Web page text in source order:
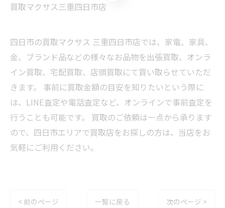
買取マクサス三重四日市店
四日市の買取マクサス 三重四日市店では、家電、家具、
金、ブランド品などの様々なお品物を出張買取、オンラ
イン買取、宅配買取、店頭買取にて買い取らせていただ
きます。 事前に買取金額の目安を知りたいという際に
は、LINE査定や電話査定など、オンラインで事前査定を
行うことも可能です。 買取のご依頼は一点から承ります
ので、四日市エリアで買取店をお探しの方は、当店をお
気軽にご利用ください。
< 前のページ 一覧に戻る 次のページ >